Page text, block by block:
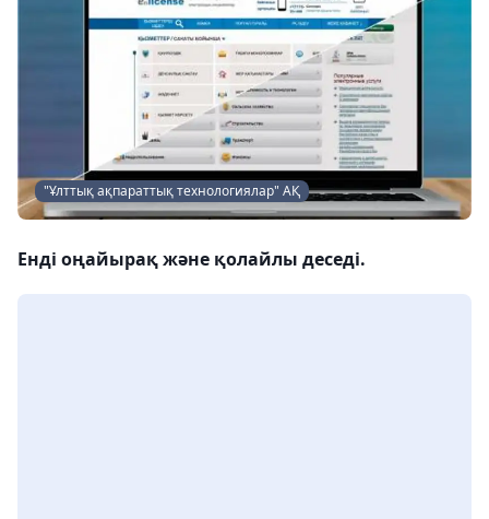
"Ұлттық ақпараттық технологиялар" АҚ
Енді оңайырақ және қолайлы деседі.